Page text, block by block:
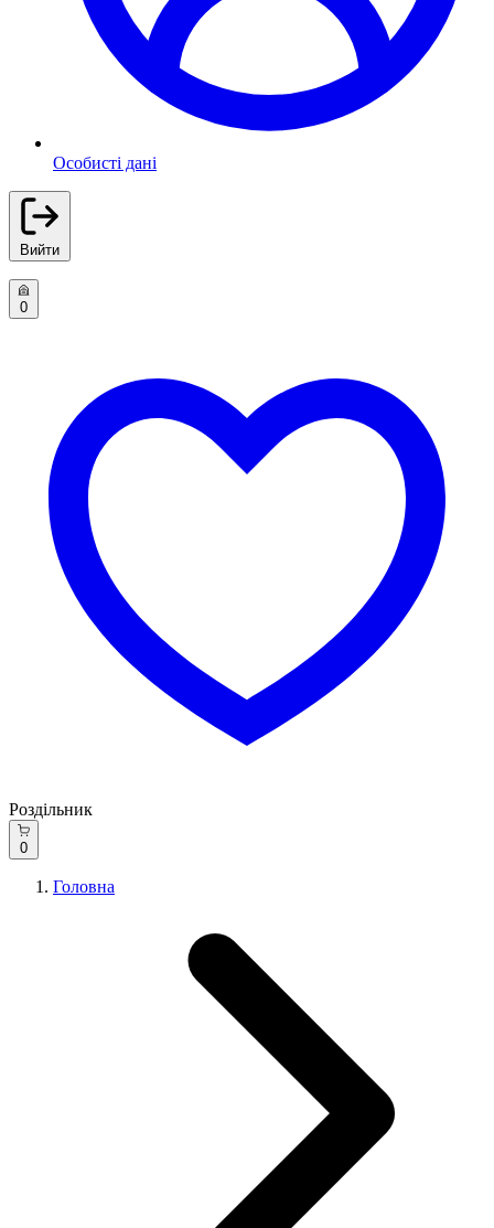
Особисті дані
Вийти
0
Роздільник
0
Головна